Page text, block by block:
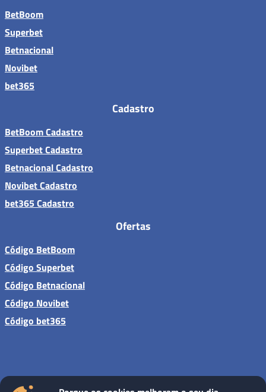
BetBoom
Superbet
Betnacional
Novibet
bet365
Cadastro
BetBoom Cadastro
Superbet Cadastro
Betnacional Cadastro
Novibet Cadastro
bet365 Cadastro
Ofertas
Código BetBoom
Código Superbet
Código Betnacional
Código Novibet
Código bet365